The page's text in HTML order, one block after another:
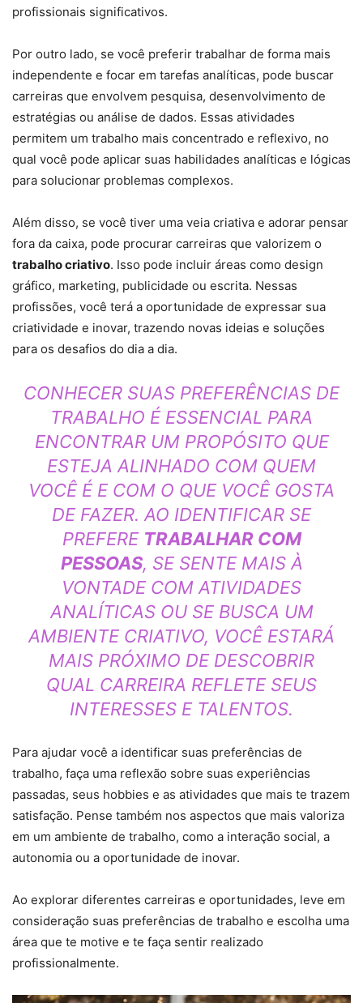
profissionais significativos.
Por outro lado, se você preferir trabalhar de forma mais
independente e focar em tarefas analíticas, pode buscar
carreiras que envolvem pesquisa, desenvolvimento de
estratégias ou análise de dados. Essas atividades
permitem um trabalho mais concentrado e reflexivo, no
qual você pode aplicar suas habilidades analíticas e lógicas
para solucionar problemas complexos.
Além disso, se você tiver uma veia criativa e adorar pensar
fora da caixa, pode procurar carreiras que valorizem o
trabalho criativo. Isso pode incluir áreas como design
gráfico, marketing, publicidade ou escrita. Nessas
profissões, você terá a oportunidade de expressar sua
criatividade e inovar, trazendo novas ideias e soluções
para os desafios do dia a dia.
CONHECER SUAS PREFERÊNCIAS DE
TRABALHO É ESSENCIAL PARA
ENCONTRAR UM PROPÓSITO QUE
ESTEJA ALINHADO COM QUEM
VOCÊ É E COM O QUE VOCÊ GOSTA
DE FAZER. AO IDENTIFICAR SE
PREFERE TRABALHAR COM
PESSOAS, SE SENTE MAIS À
VONTADE COM ATIVIDADES
ANALÍTICAS OU SE BUSCA UM
AMBIENTE CRIATIVO, VOCÊ ESTARÁ
MAIS PRÓXIMO DE DESCOBRIR
QUAL CARREIRA REFLETE SEUS
INTERESSES E TALENTOS.
Para ajudar você a identificar suas preferências de
trabalho, faça uma reflexão sobre suas experiências
passadas, seus hobbies e as atividades que mais te trazem
satisfação. Pense também nos aspectos que mais valoriza
em um ambiente de trabalho, como a interação social, a
autonomia ou a oportunidade de inovar.
Ao explorar diferentes carreiras e oportunidades, leve em
consideração suas preferências de trabalho e escolha uma
área que te motive e te faça sentir realizado
profissionalmente.